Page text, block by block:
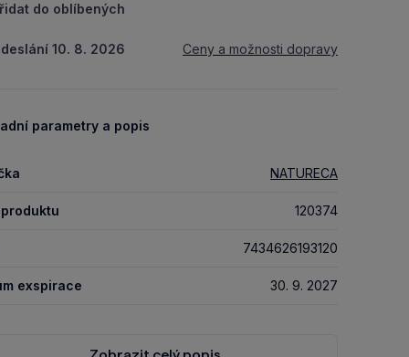
do oblíbených
10. 8. 2026 Ceny a možnosti dopravy
parametry a popis
NATURECA
120374
7434626193120
exspirace 30. 9. 2027